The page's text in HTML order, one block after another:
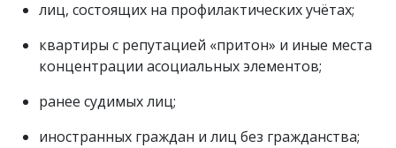
лиц, состоящих на профилактических учётах;
квартиры с репутацией «притон» и иные места
концентрации асоциальных элементов;
ранее судимых лиц;
иностранных граждан и лиц без гражданства;